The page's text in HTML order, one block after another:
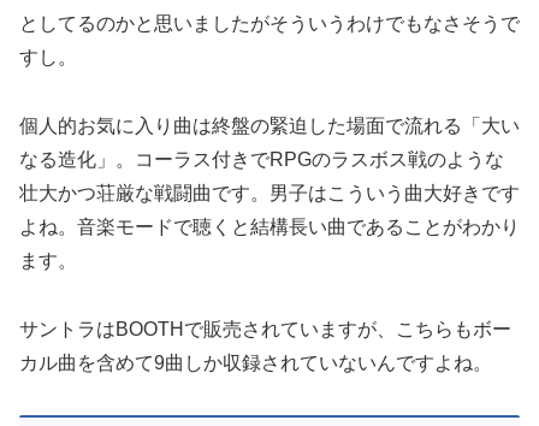
としてるのかと思いましたがそういうわけでもなさそうで
すし。
個人的お気に入り曲は終盤の緊迫した場面で流れる「大い
なる造化」。コーラス付きでRPGのラスボス戦のような
壮大かつ荘厳な戦闘曲です。男子はこういう曲大好きです
よね。音楽モードで聴くと結構長い曲であることがわかり
ます。
サントラはBOOTHで販売されていますが、こちらもボー
カル曲を含めて9曲しか収録されていないんですよね。